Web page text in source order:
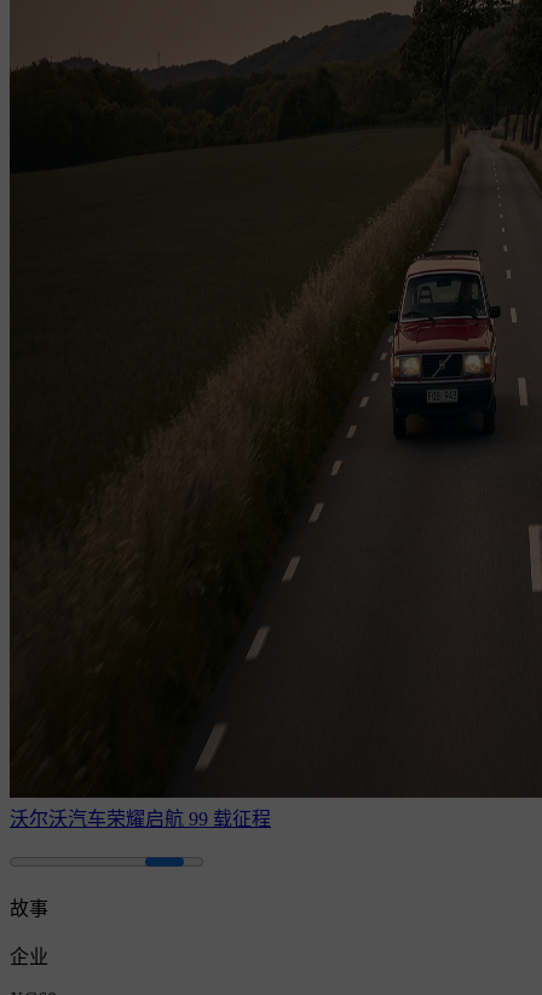
沃尔沃汽车荣耀启航 99 载征程
故事
企业